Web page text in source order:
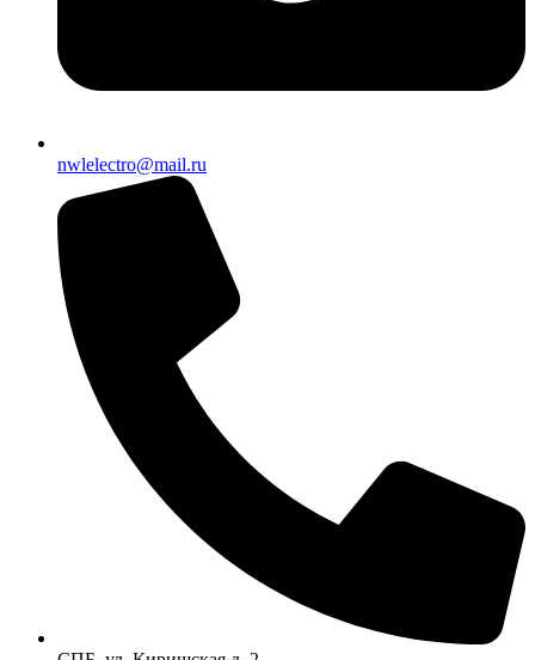
nwlelectro@mail.ru